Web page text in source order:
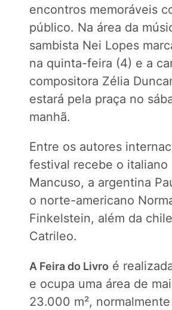
encontros memoráveis
público. Na área da
sambista Nei Lopes
na quinta-feira (4) e a
compositora Zélia
estará pela praça no
manhã.
Entre os autores
festival recebe o italiano
Mancuso, a argentina
o norte-americano
Finkelstein, além da
Catrileo.
A Feira do Livro é
e ocupa uma área de
23.000 m²,